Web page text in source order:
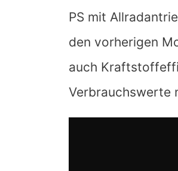
PS mit
den vorherigen
auch
Verbrauchswerte